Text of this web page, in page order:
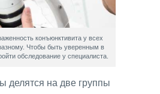
конъюнктивита у всех
Чтобы быть уверенным в
обследование у специалиста.
делятся на две группы